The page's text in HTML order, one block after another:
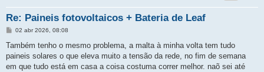
Re: Paineis fotovoltaicos + Bateria de Leaf
M
n
a
g
02 abr 2026, 08:08
Também tenho o mesmo problema, a malta à minha volta tem tudo
paineis solares o que eleva muito a tensão da rede, no fim de semana
em que tudo está em casa a coisa costuma correr melhor. naõ sei até